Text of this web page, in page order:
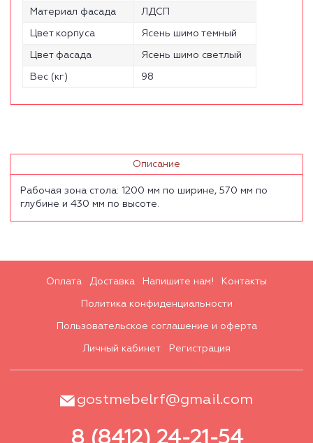
Материал фасада ЛДСП
Цвет корпуса Ясень шимо темный
Цвет фасада Ясень шимо светлый
Вес (кг) 98
Описание
Рабочая зона стола: 1200 мм по ширине, 570 мм по
глубине и 430 мм по высоте.
Оплата Доставка Напишите нам! Контакты
Политика конфиденциальности
Пользовательское соглашение и оферта
Личный кабинет Регистрация
gostmebelrf@gmail.com